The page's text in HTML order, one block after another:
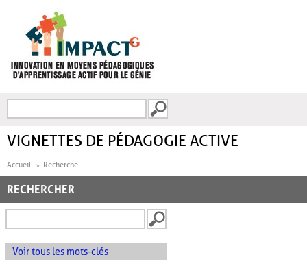
FORMULAIRE DE
VIGNETTES DE PÉDAGOGIE ACTIVE
Accueil Recherche
RECHERCHER
Voir tous les mots-clés